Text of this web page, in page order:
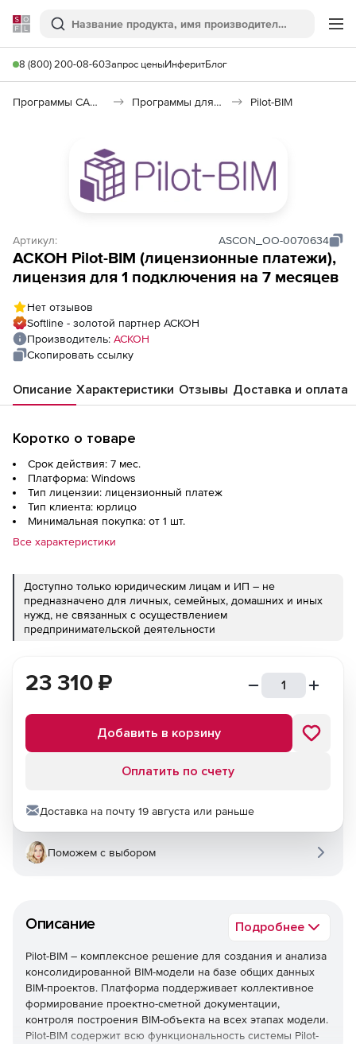
Softline
Поиск
8 (800) 200-08-60Запрос ценыИнферитБлог
Программы САПР и ГИС Программы для документооборота Pilot-BIM
Артикул: ASCON_ОО-0070634
АСКОН Pilot-BIM (лицензионные платежи),
лицензия для 1 подключения на 7 месяцев
Нет отзывов
Softline - золотой партнер АСКОН
Производитель: АСКОН
Скопировать ссылку
Описание Характеристики Отзывы Доставка и оплата
Коротко о товаре
Срок действия: 7 мес.
Платформа: Windows
Тип лицензии: лицензионный платеж
Тип клиента: юрлицо
Минимальная покупка: от 1 шт.
Все характеристики
Доступно только юридическим лицам и ИП – не
предназначено для личных, семейных, домашних и иных
нужд, не связанных с осуществлением
предпринимательской деятельности
Описание Подробнее
Pilot-BIM – комплексное решение для создания и анализа
консолидированной BIM-модели на базе общих данных
BIM-проектов. Платформа поддерживает коллективное
формирование проектно-сметной документации,
контроля построения BIM-объекта на всех этапах модели.
Pilot-BIM содержит всю функциональность системы Pilot-
23 310 ₽
Добавить в корзину
Оплатить по счету
Доставка на почту 19 августа или раньше
Поможем с выбором